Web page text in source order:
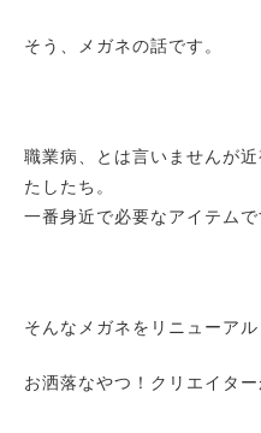
そう、メガネの話です。
職業病、とは言いませんが
たしたち。
一番身近で必要なアイテムで
そんなメガネをリニューアル
お洒落なやつ！クリエイター